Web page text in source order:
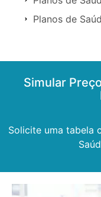
Planos de
Simular
Solicite uma tabela